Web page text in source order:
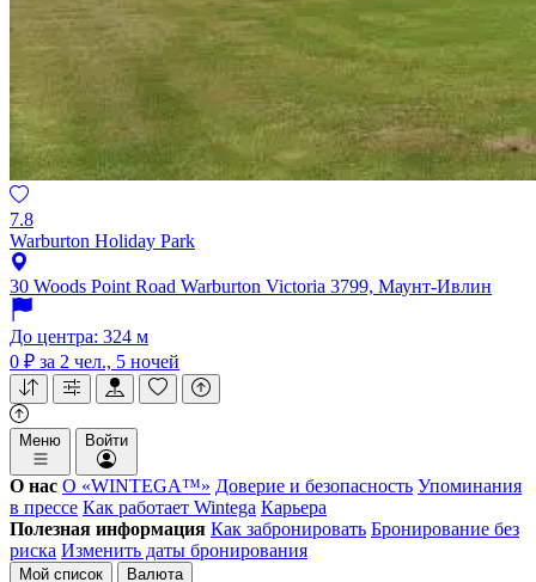
7.8
Warburton Holiday Park
30 Woods Point Road Warburton Victoria 3799, Маунт-Ивлин
До центра: 324 м
0 ₽ за 2 чел., 5 ночей
Меню Войти
О нас О «WINTEGA™» Доверие и безопасность Упоминания
в прессе Как работает Wintega Карьера
Полезная информация Как забронировать Бронирование без
риска Изменить даты бронирования
Мой список Валюта